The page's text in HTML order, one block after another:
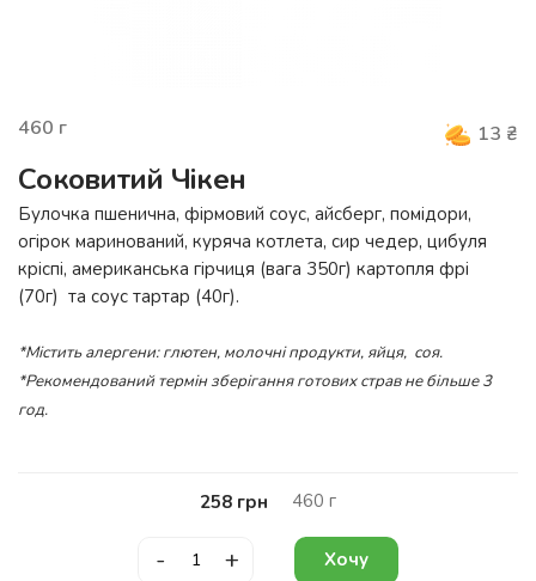
460 г 13 ₴
Соковитий Чікен
Булочка пшенична, фірмовий соус, айсберг, помідори,
огірок маринований, куряча котлета, сир чедер, цибуля
кріспі, американська гірчиця (вага 350г) картопля фрі
(70г) та соус тартар (40г).
*Містить алергени: глютен, молочні продукти, яйця, соя.
*Рекомендований термін зберігання готових страв не більше 3
год.
258 грн 460 г
- + Хочу